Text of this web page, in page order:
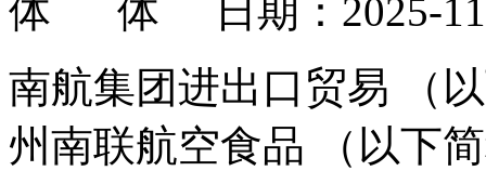
日期：2025-
南航集团进出口贸易 （
州南联航空食品 （以下